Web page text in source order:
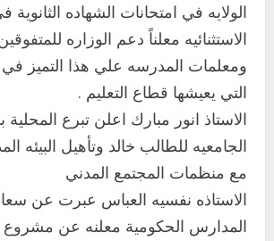
الولايه في امتحانات الشهاده
الاستثنائيه معلناً دعم الوزاره
ومعلمات المدرسه علي هذا التميز
التي يعيشها قطاع التعليم .
الاستاذ انور مبارك اعلن تبرع المحلية
الجامعيه للطالب خالد وتأهيل البيئه
مع منظمات المجتمع المدني
الاستاذه نفسيه العباس عبرت عن
المدارس الحكومية معلنه عن